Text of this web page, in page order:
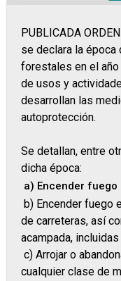
PUBLICADA
se declara la
forestales en el
de usos y
desarrollan las
autoprotección.
Se detallan, entre
dicha época:
a) Encender
b) Encender fuego
de carreteras, así
acampada,
c) Arrojar o
cualquier clase de